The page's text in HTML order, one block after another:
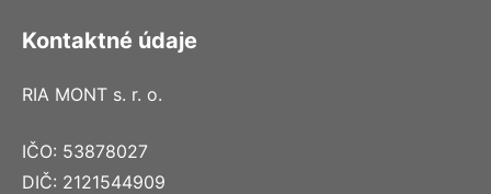
Kontaktné údaje
RIA MONT s. r. o.
IČO: 53878027
DIČ: 2121544909